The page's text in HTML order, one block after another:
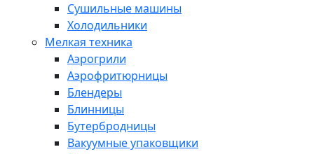
Сушильные машины
Холодильники
Мелкая техника
Аэрогрили
Аэрофритюрницы
Блендеры
Блинницы
Бутербродницы
Вакуумные упаковщики